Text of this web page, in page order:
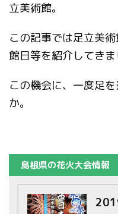
立美術館。
この記事では足立美
館日等を紹介してきま
この機会に、一度足
か。
島根県の花火大会情報